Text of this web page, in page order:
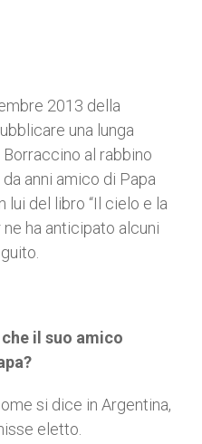
2013 della
una lunga
al rabbino
anni amico di Papa
lui del libro “Il cielo e la
ne ha anticipato alcuni
il suo amico
si dice in Argentina,
eletto.